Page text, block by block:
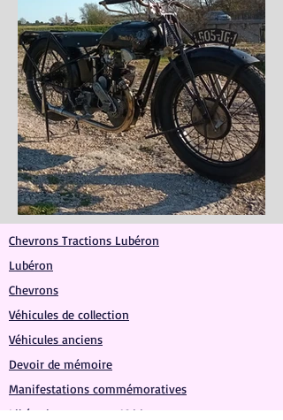
Chevrons Tractions Lubéron
Lubéron
Chevrons
Véhicules de collection
Véhicules anciens
Devoir de mémoire
Manifestations commémoratives
Libération provence 1944